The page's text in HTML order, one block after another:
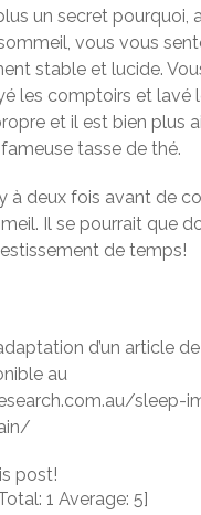
un secret pourquoi,
vous vous
stable et lucide.
les comptoirs et lavé
et il est bien plus
tasse de thé.
à deux fois avant de
Il se pourrait que
de temps!
d’un article
au
sleep-
post!
1 Average:5]